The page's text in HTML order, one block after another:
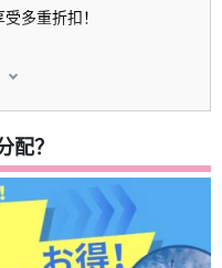
多重折扣！
观光
配？